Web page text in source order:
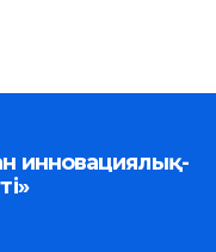
инновациялық-